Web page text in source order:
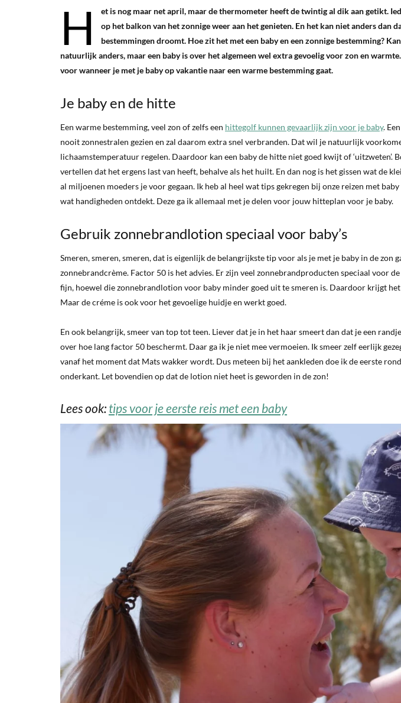
H
et is nog maar net april, maar de thermometer heeft de twintig al dik aan getikt.
op het balkon van het zonnige weer aan het genieten. En het kan niet anders dan
bestemmingen droomt. Hoe zit het met een baby en een zonnige bestemming?
natuurlijk anders, maar een baby is over het algemeen wel extra gevoelig voor zon en
voor wanneer je met je baby op vakantie naar een warme bestemming gaat.
Je baby en de hitte
Een warme bestemming, veel zon of zelfs een hittegolf kunnen gevaarlijk zijn voor je baby.
nooit zonnestralen gezien en zal daarom extra snel verbranden. Dat wil je natuurlijk
lichaamstemperatuur regelen. Daardoor kan een baby de hitte niet goed kwijt of ‘uitzweten’.
vertellen dat het ergens last van heeft, behalve als het huilt. En dan nog is het gissen wat de
al miljoenen moeders je voor gegaan. Ik heb al heel wat tips gekregen bij onze reizen met
wat handigheden ontdekt. Deze ga ik allemaal met je delen voor jouw hitteplan voor je baby.
Gebruik zonnebrandlotion speciaal voor baby’s
Smeren, smeren, smeren, dat is eigenlijk de belangrijkste tip voor als je met je baby in de zon
zonnebrandcrème. Factor 50 is het advies. Er zijn veel zonnebrandproducten speciaal voor
fijn, hoewel die zonnebrandlotion voor baby minder goed uit te smeren is. Daardoor krijgt
Maar de créme is ook voor het gevoelige huidje en werkt goed.
En ook belangrijk, smeer van top tot teen. Liever dat je in het haar smeert dan dat je een
over hoe lang factor 50 beschermt. Daar ga ik je niet mee vermoeien. Ik smeer zelf eerlijk
vanaf het moment dat Mats wakker wordt. Dus meteen bij het aankleden doe ik de eerste
onderkant. Let bovendien op dat de lotion niet heet is geworden in de zon!
Lees ook: tips voor je eerste reis met een baby